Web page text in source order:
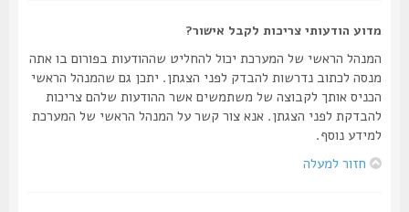
מדוע הודעותי צריכות לקבל אישור?
המנהל הראשי של המערכת יכול להחליט שההודעות בפורום בו אתה
מנסה לכתוב נדרשות להבדק לפני הצגתן. יתכן גם שהמנהל הראשי
הכניס אותך לקבוצה של משתמשים אשר ההודעות שלהם צריכות
להבדקת לפני הצגתן. אנא צור קשר על המנהל הראשי של המערכת
למידע נוסף.
חזור למעלה